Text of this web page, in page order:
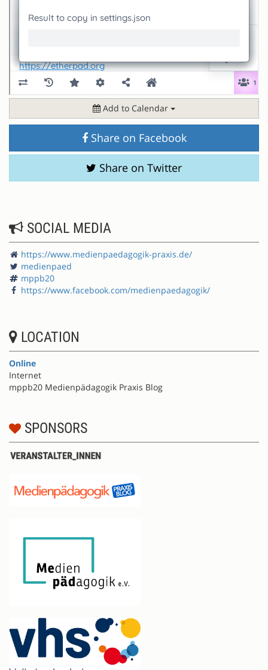
Add to Calendar
Share on Facebook
Share on Twitter
SOCIAL MEDIA
https://www.medienpaedagogik-praxis.de/
medienpaed
mppb20
https://www.facebook.com/medienpaedagogik/
LOCATION
Online
Internet
mppb20 Medienpädagogik Praxis Blog
SPONSORS